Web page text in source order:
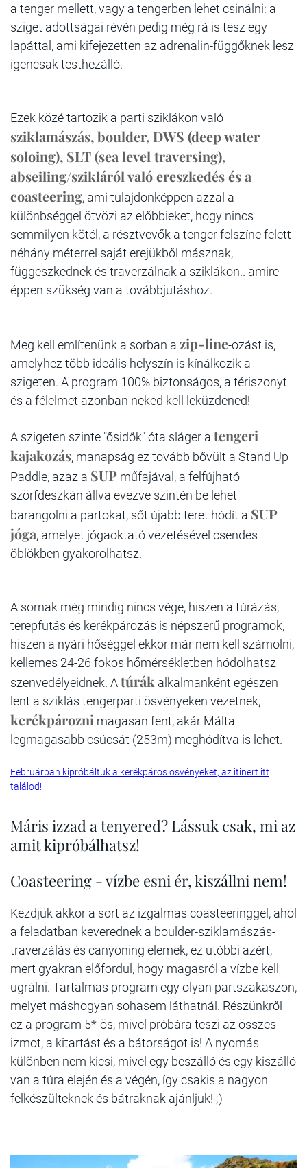
a tenger mellett, vagy a tengerben lehet csinálni: a
sziget adottságai révén pedig még rá is tesz egy
lapáttal, ami kifejezetten az adrenalin-függőknek lesz
igencsak testhezálló.
Ezek közé tartozik a parti sziklákon való
sziklamászás, boulder, DWS (deep water
soloing), SLT (sea level traversing),
abseiling/szikláról való ereszkedés és a
coasteering, ami tulajdonképpen azzal a
különbséggel ötvözi az előbbieket, hogy nincs
semmilyen kötél, a résztvevők a tenger felszíne felett
néhány méterrel saját erejükből másznak,
függeszkednek és traverzálnak a sziklákon.. amire
éppen szükség van a továbbjutáshoz.
Meg kell említenünk a sorban a zip-line-ozást is,
amelyhez több ideális helyszín is kínálkozik a
szigeten. A program 100% biztonságos, a tériszonyt
és a félelmet azonban neked kell leküzdened!
A szigeten szinte "ősidők" óta sláger a tengeri
kajakozás, manapság ez tovább bővült a Stand Up
Paddle, azaz a SUP műfajával, a felfújható
szörfdeszkán állva evezve szintén be lehet
barangolni a partokat, sőt újabb teret hódít a SUP
jóga, amelyet jógaoktató vezetésével csendes
öblökben gyakorolhatsz.
A sornak még mindig nincs vége, hiszen a túrázás,
terepfutás és kerékpározás is népszerű programok,
hiszen a nyári hőséggel ekkor már nem kell számolni,
kellemes 24-26 fokos hőmérsékletben hódolhatsz
szenvedélyeidnek. Atúrák alkalmanként egészen
lent a sziklás tengerparti ösvényeken vezetnek,
kerékpározni magasan fent, akár Málta
legmagasabb csúcsát (253m) meghódítva is lehet.
Februárban kipróbáltuk a kerékpáros ösvényeket, az itinert itt
találod!
Máris izzad a tenyered? Lássuk csak, mi az
amit kipróbálhatsz!
Coasteering - vízbe esni ér, kiszállni nem!
Kezdjük akkor a sort az izgalmas coasteeringgel, ahol
a feladatban keverednek a boulder-sziklamászás-
traverzálás és canyoning elemek, ez utóbbi azért,
mert gyakran előfordul, hogy magasról a vízbe kell
ugrálni. Tartalmas program egy olyan partszakaszon,
melyet máshogyan sohasem láthatnál. Részünkről
ez a program 5*-ös, mivel próbára teszi az összes
izmot, a kitartást és a bátorságot is! A nyomás
különben nem kicsi, mivel egy beszálló és egy kiszálló
van a túra elején és a végén, így csakis a nagyon
felkészülteknek és bátraknak ajánljuk! ;)